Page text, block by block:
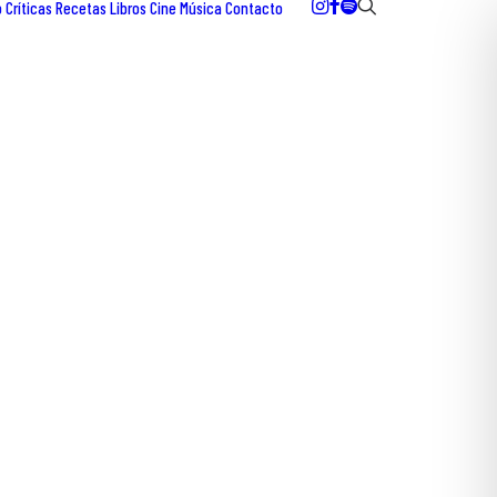
Críticas Recetas Libros CineMúsicaContacto